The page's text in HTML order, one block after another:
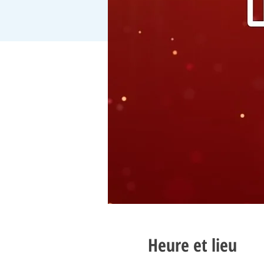
Heure et lieu